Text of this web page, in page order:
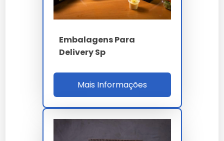
Material
Kraft 300g onda E +
Divisórias
5,5 kN ASTM D642
Termo-isolação
Embalagens Para
Delivery Sp
Mais Informações